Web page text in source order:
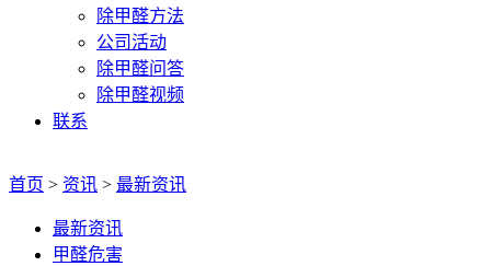
除甲醛方法
公司活动
除甲醛问答
除甲醛视频
联系
首页 > 资讯 > 最新资讯
最新资讯
甲醛危害